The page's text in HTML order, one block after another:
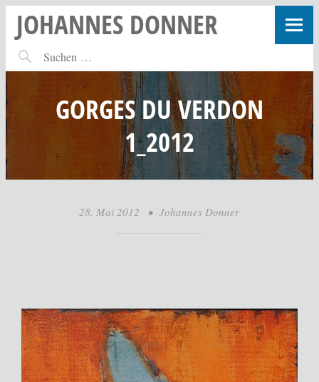
JOHANNES DONNER
GORGES DU VERDON
1_2012
28. Mai 2012 • Johannes Donner